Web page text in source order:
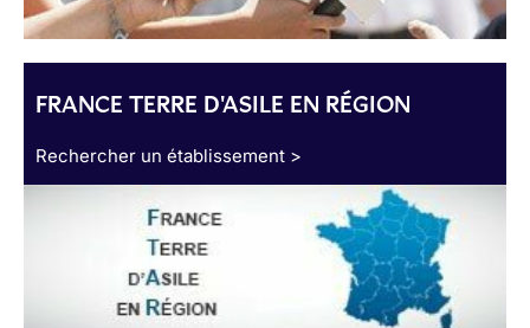
FRANCE TERRE D'ASILE EN RÉGION
Rechercher un établissement >